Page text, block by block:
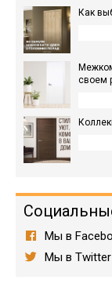
Как
своем
Мы в
Мы в Twitter